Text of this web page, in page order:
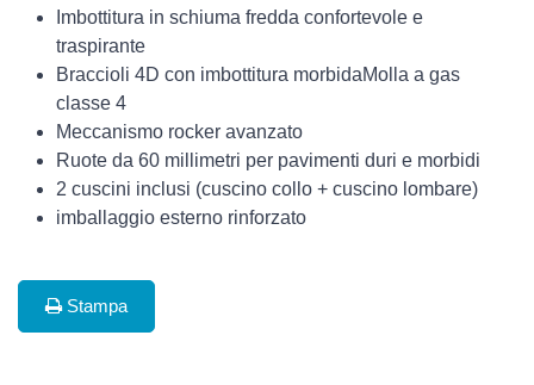
Imbottitura in schiuma fredda confortevole e
traspirante
Braccioli 4D con imbottitura morbidaMolla a gas
classe 4
Meccanismo rocker avanzato
Ruote da 60 millimetri per pavimenti duri e morbidi
2 cuscini inclusi (cuscino collo + cuscino lombare)
imballaggio esterno rinforzato
Stampa